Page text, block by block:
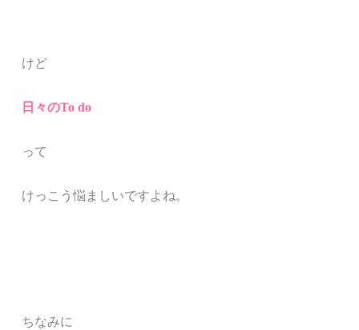
けど
日々のTo do
って
けっこう悩ましいですよね。
ちなみに